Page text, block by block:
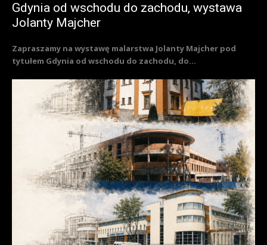
Gdynia od wschodu do zachodu, wystawa
Jolanty Majcher
Zapraszamy na wystawę malarstwa Jolanty Majcher pod
tytułem Gdynia od wschodu do zachodu, do...